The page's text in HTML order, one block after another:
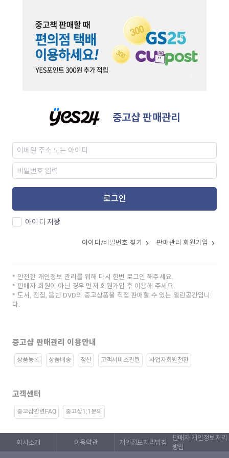
중고샵 판매관리
로그인
아이디 저장
아이디/비밀번호 찾기 판매관리 회원가입
안전한 개인정보 관리를 위해 다시 한번 로그인 해주세요.
판매자 회원이 아닌 경우 먼저 회원가입 후 이용해 주세요.
도서, 전집, 음반 DVD의 중고상품을 직접 판매할 수 있는 열린공간입니
다.
중고샵 판매관리 이용안내
상품등록 상품배송 정산 고객서비스관련 사업자회원전환
고객센터
중고샵관련FAQ 중고샵1:1문의
회사소개 이용약관 개인정보처리방침
판매자 개인정보처리
방침